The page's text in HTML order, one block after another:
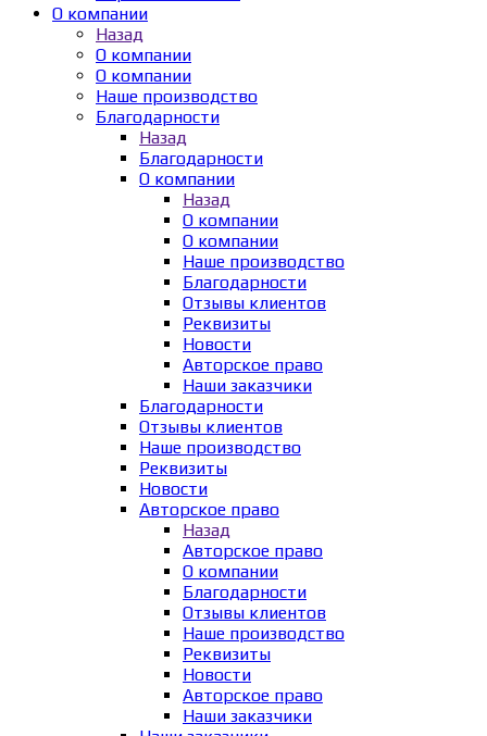
О компании
Назад
О компании
О компании
Наше производство
Благодарности
Назад
Благодарности
О компании
Назад
О компании
О компании
Наше производство
Благодарности
Отзывы клиентов
Реквизиты
Новости
Авторское право
Наши заказчики
Благодарности
Отзывы клиентов
Наше производство
Реквизиты
Новости
Авторское право
Назад
Авторское право
О компании
Благодарности
Отзывы клиентов
Наше производство
Реквизиты
Новости
Авторское право
Наши заказчики